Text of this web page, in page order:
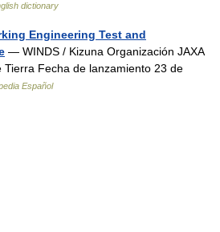
dictionary
Engineering Test and
— WINDS / Kizuna Organización JAXA
Tierra Fecha de lanzamiento 23 de
Español